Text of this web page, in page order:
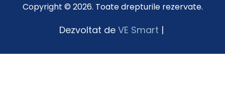
Copyright © 2026. Toate drepturile rezervate.
Dezvoltat de VE Smart |